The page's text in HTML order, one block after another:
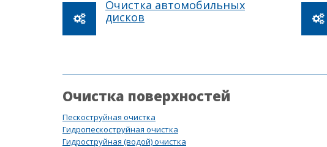
Очистка автомобильных
дисков
Очистка поверхностей
Пескоструйная очистка
Гидропескоструйная очистка
Гидроструйная (водой) очистка